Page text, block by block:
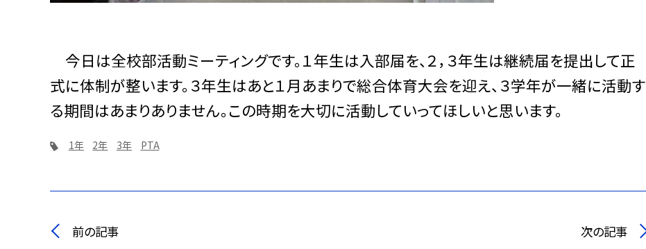
今日は全校部活動ミーティングです。１年生は入部届を、２，３年生は継続届を提出して正
式に体制が整います。３年生はあと１月あまりで総合体育大会を迎え、３学年が一緒に活動す
る期間はあまりありません。この時期を大切に活動していってほしいと思います。
1年 2年 3年 PTA
前の記事 次の記事